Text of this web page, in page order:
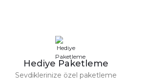
Hediye Paketleme
Sevdiklerinize özel paketleme